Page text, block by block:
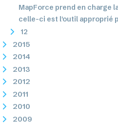
MapForce prend en charge
celle-ci est l'outil approprié
12
2015
2014
2013
2012
2011
2010
2009